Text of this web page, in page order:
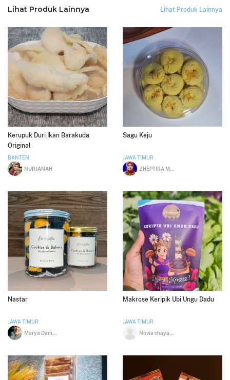
Lihat Produk Lainnya Lihat Produk Lainnya
Kerupuk Duri Ikan Barakuda
Original
BANTEN
NURJANAH
Sagu Keju
JAWA TIMUR
Nastar
JAWA TIMUR
Makrose Keripik Ubi Ungu Dadu
JAWA TIMUR